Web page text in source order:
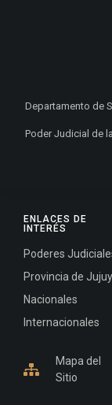
ENLACES DE
INTERÉS
Poderes
Provincia de Jujuy
Nacionales
Internacionales
Mapa del
Sitio
Departamento de
Poder Judicial de